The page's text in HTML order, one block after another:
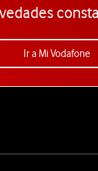
Ir a Mi Vodafone